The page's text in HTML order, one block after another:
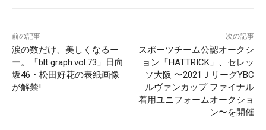
前の記事
涙の数だけ、美しくなるー
ー。「blt graph.vol.73」日向
坂46・松田好花の表紙画像
が解禁!
次の記事
スポーツチーム公認オークシ
ョン「HATTRICK」、セレッ
ソ大阪 〜2021ＪリーグYBC
ルヴァンカップ ファイナル
着用ユニフォームオークショ
ン〜を開催